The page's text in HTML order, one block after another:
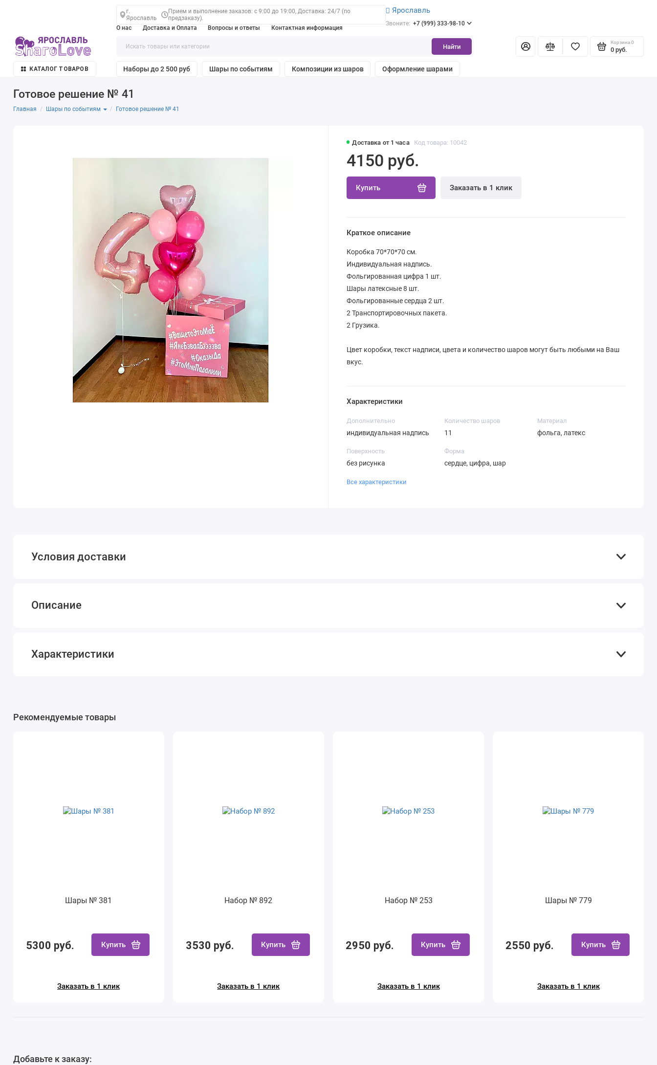
г.
Ярославль
Прием и выполнение заказов: с 9:00 до 19:00, Доставка: 24/7 (по
предзаказу).
О нас
Доставка и Оплата Вопросы и ответы Контактная информация
Ярославль
Звоните: +7 (999) 333-98-10
Найти
Корзина 0
0 руб.
КАТАЛОГ ТОВАРОВ Наборы до 2 500 руб Шары по событиям Композиции из шаров Оформление шарами
Готовое решение № 41
Главная Шары по событиям Готовое решение № 41
Доставка от 1 часа Код товара: 10042
4150 руб.
Купить Заказать в 1 клик
Краткое описание
Коробка 70*70*70 см.
Индивидуальная надпись.
Фольгированная цифра 1 шт.
Шары латексные 8 шт.
Фольгированные сердца 2 шт.
2 Транспортировочных пакета.
2 Грузика.
Цвет коробки, текст надписи, цвета и количество шаров могут быть любыми на Ваш
вкус.
Характеристики
Дополнительно
индивидуальная надпись
Количество шаров
11
Материал
фольга, латекс
Поверхность
без рисунка
Форма
сердце, цифра, шар
Все характеристики
Условия доставки
Описание
Характеристики
Рекомендуемые товары
Шары № 381
5300 руб. Купить
Заказать в 1 клик
Набор № 892
3530 руб. Купить
Заказать в 1 клик
Набор № 253
2950 руб. Купить
Заказать в 1 клик
Шары № 779
2550 руб. Купить
Заказать в 1 клик
Добавьте к заказу: